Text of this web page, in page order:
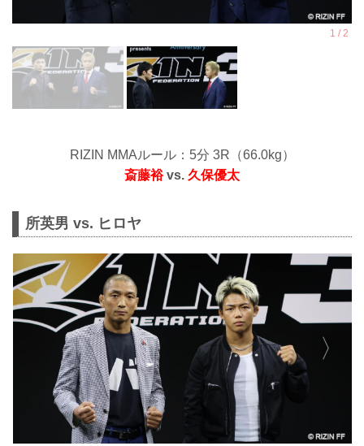
RIZIN MMAルール：5分 3R（66.0kg）
斎藤裕vs. 久保優太
所英男 vs. ヒロヤ